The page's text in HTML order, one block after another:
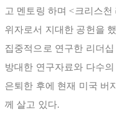
고 멘토링 하며 <크리스
위자로서 지대한 공헌을
집중적으로 연구한 리더
방대한 연구자료와 다수
은퇴한 후에 현재 미국 버
께 살고 있다.